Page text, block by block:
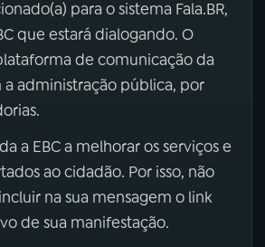
para o sistema Fala.BR,
que estará dialogando. O
de comunicação da
administração pública, por
a EBC a melhorar os serviços e
ao cidadão. Por isso, não
na sua mensagem o link
de sua manifestação.